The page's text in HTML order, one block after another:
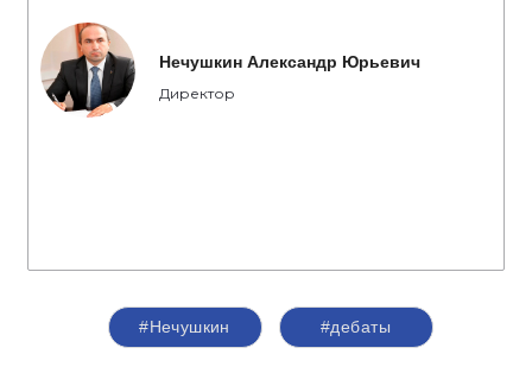
Нечушкин Александр Юрьевич
Директор
#Нечушкин #дебаты